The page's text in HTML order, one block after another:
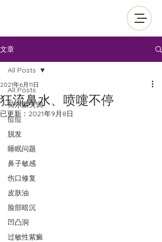
文章
All Posts
荷尔蒙失调
痘痘
脱发
睡眠问题
鼻子敏感
伤口修复
皮肤油
脸部暗沉
凹凸洞
过敏性紫癜
All Posts
狂流鼻水、喷嚏不停
2021年6月11日
已更新： 2021年9月8日